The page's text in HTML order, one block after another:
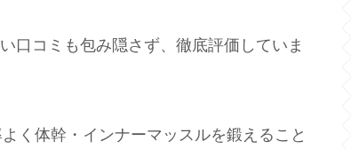
口コミも包み隠さず、徹底評価していま
く体幹・インナーマッスルを鍛えること